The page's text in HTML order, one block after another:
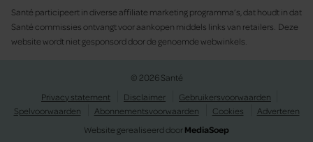
Santé participeert in diverse affiliate marketing programma’s, dat houdt in dat
Santé commissies ontvangt voor aankopen middels links van retailers. Deze
website wordt niet gesponsord door de genoemde webwinkels.
© 2026 Santé
Privacy statement
Disclaimer
Gebruikersvoorwaarden
Spelvoorwaarden
Abonnementsvoorwaarden Cookies
Adverteren
Website gerealiseerd doorMediaSoep